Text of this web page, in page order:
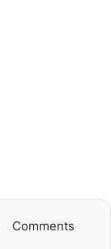
Comments